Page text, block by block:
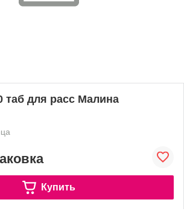
для расс Малина
Купить